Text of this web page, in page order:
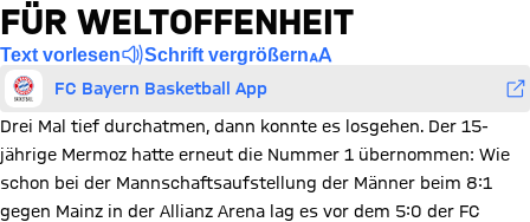
FÜR WELTOFFENHEIT
Text vorlesen Schrift vergrößern
FC Bayern Basketball App
Drei Mal tief durchatmen, dann konnte es losgehen. Der 15-
jährige Mermoz hatte erneut die Nummer 1 übernommen: Wie
schon bei der Mannschaftsaufstellung der Männer beim 8:1
gegen Mainz in der Allianz Arena lag es vor dem 5:0 der FC